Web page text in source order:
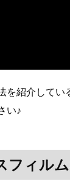
を紹介してい
い♪
フィル